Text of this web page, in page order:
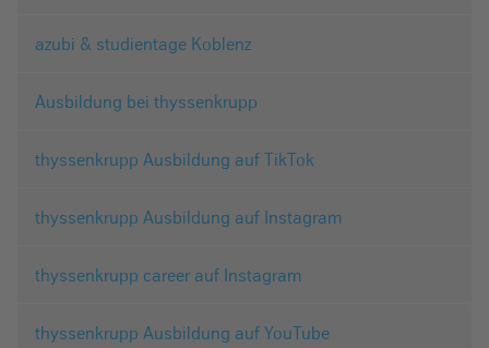
azubi & studientage Koblenz
Ausbildung bei thyssenkrupp
thyssenkrupp Ausbildung auf TikTok
thyssenkrupp Ausbildung auf Instagram
thyssenkrupp career auf Instagram
thyssenkrupp Ausbildung auf YouTube